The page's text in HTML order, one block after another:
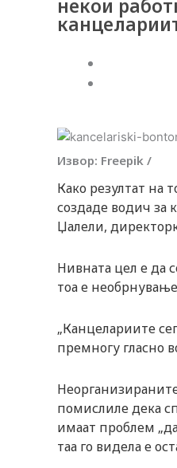
m
некои
Извор: Freepik /
Како резултат на
создаде водич за
Џалели,
Нивната цел е да
тоа е
„Канцелариите
премногу гласно
помислиле дека
имаат проблем
таа го видела е